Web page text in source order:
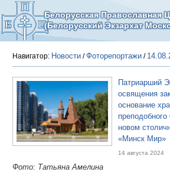
Белорусская Православная
(Белорусский Экзархат
Навигатор: Новости /Фоторепортажи /
Патриарший
освящения
основание
новом
«Минск Мир»
14 августа 2024
Фото: Татьяна Амелина